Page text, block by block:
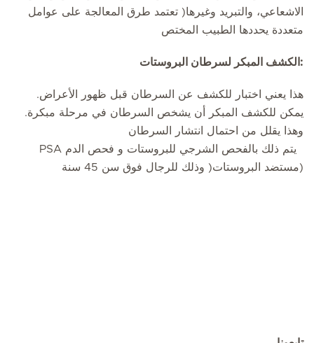
الاشعاعي، والتبريد وغيرها( تعتمد طرق المعالجة على عوامل
متعددة يحددها الطبيب المختص
:الكشف المبكر لسرطان البروستات
هذا يعني اختبار للكشف عن السرطان قبل ظهور الأعراض.
يمكن للكشف المبكر أن يشخص السرطان في مرحلة مبكرة.
وهذا يقلل من احتمال انتشار السرطان
يتم ذلك بالفحص الشرجي للبروستات و فحص الدم PSA
(مستضد البروستات( وذلك للرجال فوق سن 45 سنة